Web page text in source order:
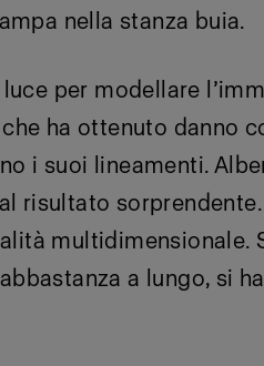
nella stanza buia.
per modellare
ha ottenuto danno
i suoi lineamenti.
risultato
a lungo, si